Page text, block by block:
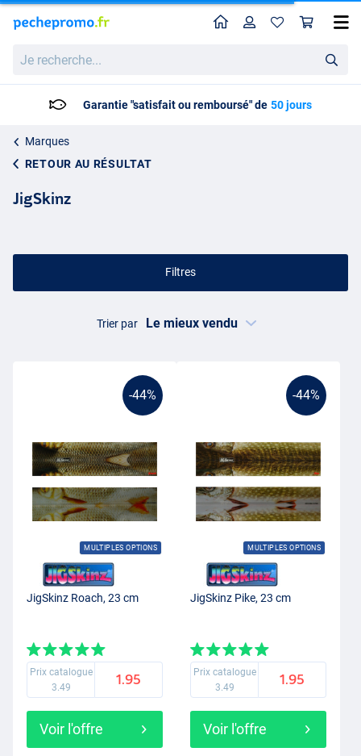
recherche...
HomeProfil
Garantie "satisfait ou remboursé" de 50 jours
Marques
RETOUR AU RÉSULTAT
JigSkinz
Filtres
Trier par
-44%
MULTIPLES OPTIONS
JigSkinz Roach, 23 cm
Prix catalogue
3.49
1.95
Voir l'offre
-44%
MULTIPLES OPTIONS
JigSkinz Pike, 23 cm
Prix catalogue
3.49
1.95
Voir l'offre